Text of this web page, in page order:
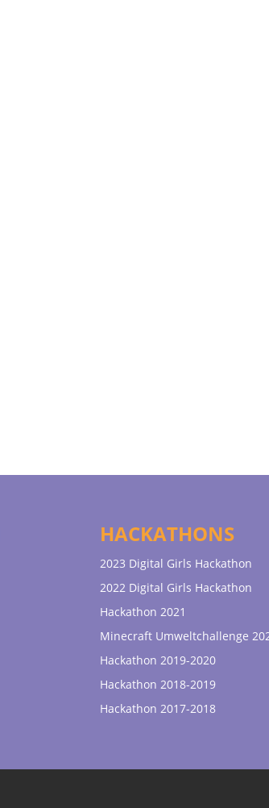
HACKATHONS
2023 Digital Girls Hackathon
2022 Digital Girls Hackathon
Hackathon 2021
Minecraft Umweltchallenge
Hackathon 2019-2020
Hackathon 2018-2019
Hackathon 2017-2018